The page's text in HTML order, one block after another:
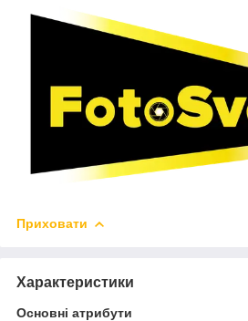
Приховати
Характеристики
Основні атрибути